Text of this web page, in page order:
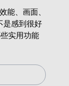
能、画面、
是感到很好
实用功能